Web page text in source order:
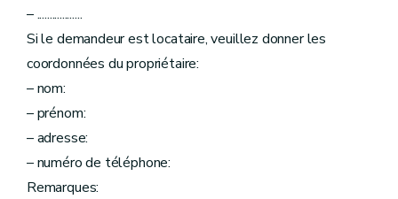
– ..................
Si le demandeur est locataire, veuillez donner les
coordonnées du propriétaire:
– nom:
– prénom:
– adresse:
– numéro de téléphone:
Remarques: